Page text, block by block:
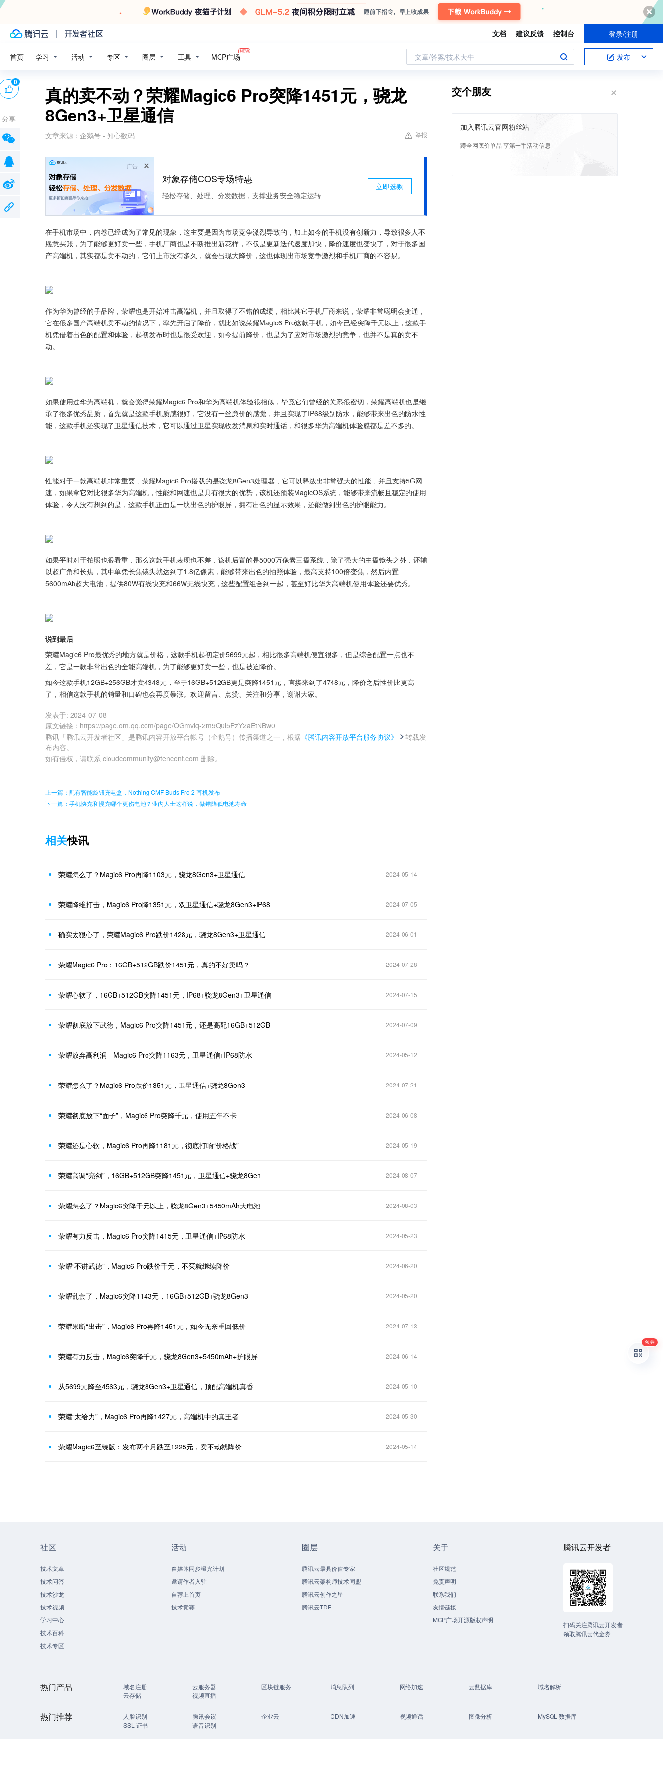
文档 建议反馈 控制台 登录/注册
首页 学习 活动 专区 圈层 工具 MCP广场 文章/答案/技术大牛 发布
真的卖不动？荣耀Magic6 Pro突降1451元，骁龙
8Gen3+卫星通信
文章来源： 企鹅号 - 知心数码 举报
广告
对象存储COS专场特惠
轻松存储、处理、分发数据，支撑业务安全稳定运转
立即选购
在手机市场中，内卷已经成为了常见的现象，这主要是因为市场竞争激烈导致的，加上如今的手机没有创新力，导致很多人不
愿意买账，为了能够更好卖一些，手机厂商也是不断推出新花样，不仅是更新迭代速度加快，降价速度也变快了，对于很多国
产高端机，其实都是卖不动的，它们上市没有多久，就会出现大降价，这也体现出市场竞争激烈和手机厂商的不容易。
作为华为曾经的子品牌，荣耀也是开始冲击高端机，并且取得了不错的成绩，相比其它手机厂商来说，荣耀非常聪明会变通，
它在很多国产高端机卖不动的情况下，率先开启了降价，就比如说荣耀Magic6 Pro这款手机，如今已经突降千元以上，这款手
机凭借着出色的配置和体验，起初发布时也是很受欢迎，如今提前降价，也是为了应对市场激烈的竞争，也并不是真的卖不
动。
如果使用过华为高端机，就会觉得荣耀Magic6 Pro和华为高端机体验很相似，毕竟它们曾经的关系很密切，荣耀高端机也是继
承了很多优秀品质，首先就是这款手机质感很好，它没有一丝廉价的感觉，并且实现了IP68级别防水，能够带来出色的防水性
能，这款手机还实现了卫星通信技术，它可以通过卫星实现收发消息和实时通话，和很多华为高端机体验感都是差不多的。
性能对于一款高端机非常重要，荣耀Magic6 Pro搭载的是骁龙8Gen3处理器，它可以释放出非常强大的性能，并且支持5G网
速，如果拿它对比很多华为高端机，性能和网速也是具有很大的优势，该机还预装MagicOS系统，能够带来流畅且稳定的使用
体验，令人没有想到的是，这款手机正面是一块出色的护眼屏，拥有出色的显示效果，还能做到出色的护眼能力。
如果平时对于拍照也很看重，那么这款手机表现也不差，该机后置的是5000万像素三摄系统，除了强大的主摄镜头之外，还辅
以超广角和长焦，其中单凭长焦镜头就达到了1.8亿像素，能够带来出色的拍照体验，最高支持100倍变焦，然后内置
5600mAh超大电池，提供80W有线快充和66W无线快充，这些配置组合到一起，甚至好比华为高端机使用体验还要优秀。
说到最后
荣耀Magic6 Pro最优秀的地方就是价格，这款手机起初定价5699元起，相比很多高端机便宜很多，但是综合配置一点也不
差，它是一款非常出色的全能高端机，为了能够更好卖一些，也是被迫降价。
如今这款手机12GB+256GB才卖4348元，至于16GB+512GB更是突降1451元，直接来到了4748元，降价之后性价比更高
了，相信这款手机的销量和口碑也会再度暴涨。欢迎留言、点赞、关注和分享，谢谢大家。
发表于: 2024-07-08
原文链接 ： https://page.om.qq.com/page/OGmvlq-2m9Q0l5PzY2aEtNBw0
腾讯「腾讯云开发者社区」是腾讯内容开放平台帐号（企鹅号）传播渠道之一，根据 《腾讯内容开放平台服务协议》
转载发
布内容。
如有侵权，请联系 cloudcommunity@tencent.com 删除。
0
分享
上一篇：配有智能旋钮充电盒，Nothing CMF Buds Pro 2 耳机发布
下一篇：手机快充和慢充哪个更伤电池？业内人士这样说，做错降低电池寿命
相关快讯
荣耀怎么了？Magic6 Pro再降1103元，骁龙8Gen3+卫星通信 2024-05-14
荣耀降维打击，Magic6 Pro降1351元，双卫星通信+骁龙8Gen3+IP68 2024-07-05
确实太狠心了，荣耀Magic6 Pro跌价1428元，骁龙8Gen3+卫星通信 2024-06-01
荣耀Magic6 Pro：16GB+512GB跌价1451元，真的不好卖吗？ 2024-07-28
荣耀心软了，16GB+512GB突降1451元，IP68+骁龙8Gen3+卫星通信 2024-07-15
荣耀彻底放下武德，Magic6 Pro突降1451元，还是高配16GB+512GB 2024-07-09
荣耀放弃高利润，Magic6 Pro突降1163元，卫星通信+IP68防水 2024-05-12
荣耀怎么了？Magic6 Pro跌价1351元，卫星通信+骁龙8Gen3 2024-07-21
荣耀彻底放下“面子”，Magic6 Pro突降千元，使用五年不卡 2024-06-08
荣耀还是心软，Magic6 Pro再降1181元，彻底打响“价格战” 2024-05-19
荣耀高调“亮剑”，16GB+512GB突降1451元，卫星通信+骁龙8Gen 2024-08-07
荣耀怎么了？Magic6突降千元以上，骁龙8Gen3+5450mAh大电池 2024-08-03
荣耀有力反击，Magic6 Pro突降1415元，卫星通信+IP68防水 2024-05-23
荣耀“不讲武德”，Magic6 Pro跌价千元，不买就继续降价 2024-06-20
荣耀乱套了，Magic6突降1143元，16GB+512GB+骁龙8Gen3 2024-05-20
荣耀果断“出击”，Magic6 Pro再降1451元，如今无奈重回低价 2024-07-13
荣耀有力反击，Magic6突降千元，骁龙8Gen3+5450mAh+护眼屏 2024-06-14
从5699元降至4563元，骁龙8Gen3+卫星通信，顶配高端机真香 2024-05-10
荣耀“太给力”，Magic6 Pro再降1427元，高端机中的真王者 2024-05-30
荣耀Magic6至臻版：发布两个月跌至1225元，卖不动就降价 2024-05-14
交个朋友
加入腾讯云官网粉丝站
蹲全网底价单品 享第一手活动信息
社区
技术文章
技术问答
技术沙龙
技术视频
学习中心
技术百科
技术专区
活动
自媒体同步曝光计划
邀请作者入驻
自荐上首页
技术竞赛
圈层
腾讯云最具价值专家
腾讯云架构师技术同盟
腾讯云创作之星
腾讯云TDP
关于
社区规范
免责声明
联系我们
友情链接
MCP广场开源版权声明
腾讯云开发者
扫码关注腾讯云开发者
领取腾讯云代金券
热门产品 域名注册 云服务器 区块链服务 消息队列 网络加速 云数据库
域名解析
云存储
视频直播
热门推荐 人脸识别 腾讯会议 企业云 CDN加速 视频通话 图像分析
MySQL 数据库
SSL 证书
语音识别
领券